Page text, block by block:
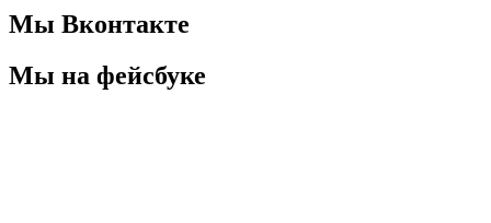
Мы Вконтакте
Мы на фейсбуке